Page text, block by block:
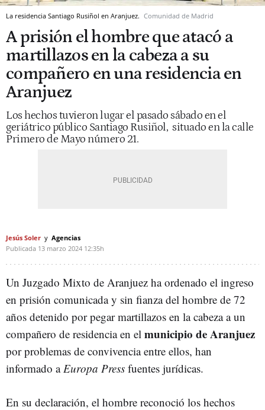
La residencia Santiago Rusiñol en Aranjuez. Comunidad de Madrid
A prisión el hombre que atacó a
martillazos en la cabeza a su
compañero en una residencia en
Aranjuez
Los hechos tuvieron lugar el pasado sábado en el
geriátrico público Santiago Rusiñol, situado en la calle
Primero de Mayo número 21.
Jesús Soler
Agencias
Publicada 13 marzo 2024 12:35h
Un Juzgado Mixto de Aranjuez ha ordenado el ingreso
en prisión comunicada y sin fianza del hombre de 72
años detenido por pegar martillazos en la cabeza a un
compañero de residencia en el municipio de Aranjuez
por problemas de convivencia entre ellos, han
informado aEuropa Press fuentes jurídicas.
En su declaración, el hombre reconoció los hechos